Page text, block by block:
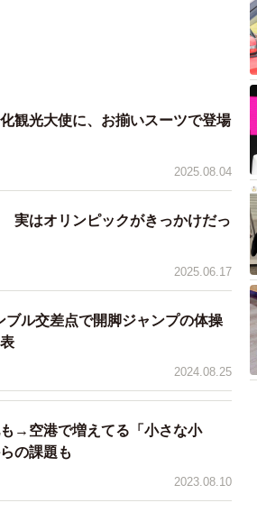
。他に何か印象に残ったことあ
さんありました。残念ながら日
っていないかもですが、ボラン
気持ちは通じたはずです。あと、
、千羽鶴などの折り紙を自由に持
られました」
観光大使に、お揃いスーツで登場
2025.08.04
実はオリンピックがきっかけだっ
2025.06.17
ル交差点で開脚ジャンプの体操
2024.08.25
→空港で増えてる「小さな小
の課題も
2023.08.10